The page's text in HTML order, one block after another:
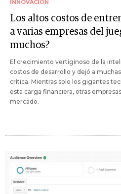
INNOVACIÓN
Los altos costos de
a varias empresas del
muchos?
El crecimiento vertiginoso de la
costos de desarrollo y dejó a
crítica. Mientras solo los gigantes
esta carga financiera, otras
mercado.